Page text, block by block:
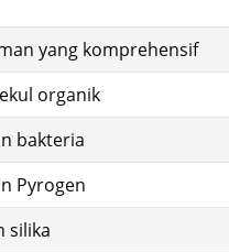
yang komprehensif
organik
bakteria
Pyrogen
silika